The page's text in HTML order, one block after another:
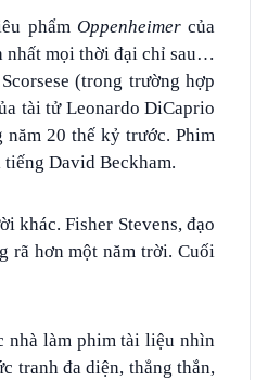
phẩm Oppenheimercủa
nhất mọi thời đại chỉ sau…
(trong trường hợp
tài tử Leonardo DiCaprio
năm 20 thế kỷ trước. Phim
David Beckham.
khác. Fisher Stevens, đạo
rã hơn một năm trời. Cuối
nhà làm phim tài liệu nhìn
tranh đa diện, thẳng thắn,